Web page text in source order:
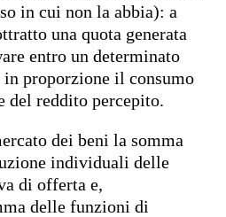
in cui non la abbia): a
una quota generata
entro un determinato
in proporzione il consumo
del reddito percepito.
dei beni la somma
individuali delle
di offerta e,
delle funzioni di